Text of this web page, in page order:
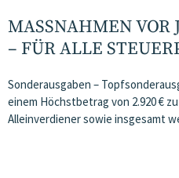
MASSNAHMEN VOR
FÜR ALLE
Sonderausgaben –
einem Höchstbetrag von 2.920 €
Alleinverdiener sowie insgesamt